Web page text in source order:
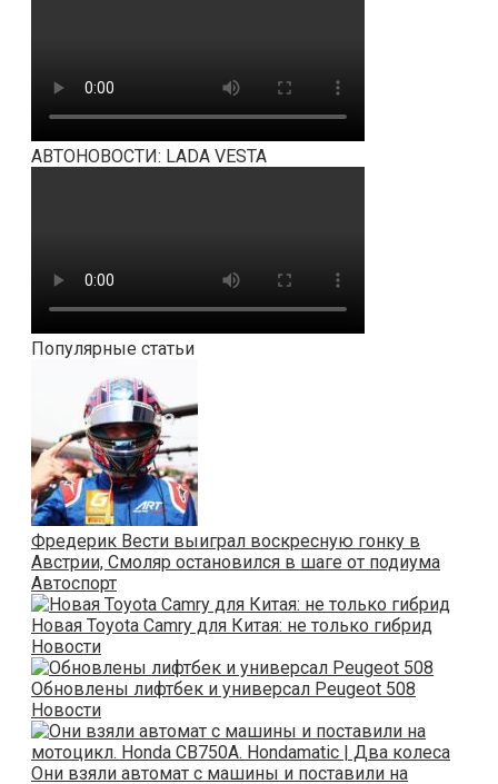
АВТОНОВОСТИ: LADA VESTA
Популярные статьи
Фредерик Вести выиграл воскресную гонку в
Австрии, Смоляр остановился в шаге от подиума
Автоспорт
Новая Toyota Camry для Китая: не только гибрид
Новости
Обновлены лифтбек и универсал Peugeot 508
Новости
Они взяли автомат с машины и поставили на